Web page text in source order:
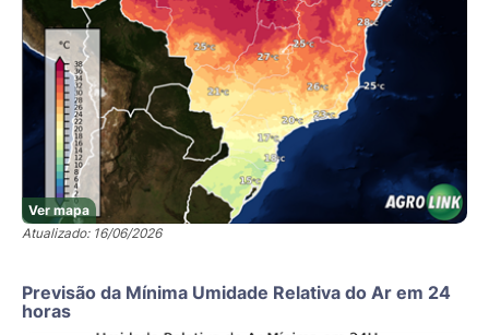
Ver mapa
Atualizado: 16/06/2026
Previsão da Mínima Umidade Relativa do Ar em 24
horas